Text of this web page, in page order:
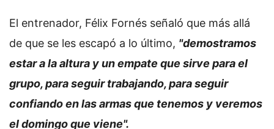
El entrenador, Félix Fornés señaló que más allá
de que se les escapó a lo último, "demostramos
estar a la altura y un empate que sirve para el
grupo, para seguir trabajando, para seguir
confiando en las armas que tenemos y veremos
el domingo que viene".